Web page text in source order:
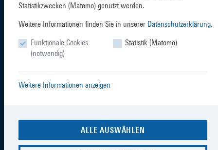
Statistikzwecken (Matomo) genutzt werden.
Weitere Informationen finden Sie in unserer Datenschutzerklärung.
Funktionale Cookies
(notwendig)
Statistik (Matomo)
Weitere Informationen anzeigen
ALLE AUSWÄHLEN